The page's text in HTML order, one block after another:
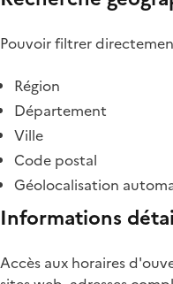
Pouvoir filtrer
Région
Département
Ville
Code postal
Géolocalisation
Informations
Accès aux horaires